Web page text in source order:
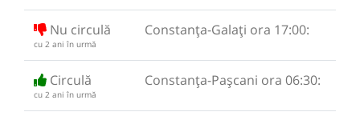
Nu circulă
cu 2 ani în urmă
Constanța-Galați ora 17:00:
Circulă
cu 2 ani în urmă
Constanța-Pașcani ora 06:30: